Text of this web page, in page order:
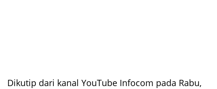
Dikutip dari kanal YouTube Infocom pada Rabu,